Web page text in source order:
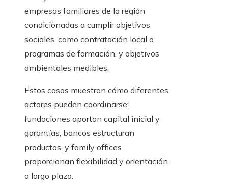
empresas familiares de la región
condicionadas a cumplir objetivos
sociales, como contratación local o
programas de formación, y objetivos
ambientales medibles.
Estos casos muestran cómo diferentes
actores pueden coordinarse:
fundaciones aportan capital inicial y
garantías, bancos estructuran
productos, y family offices
proporcionan flexibilidad y orientación
a largo plazo.